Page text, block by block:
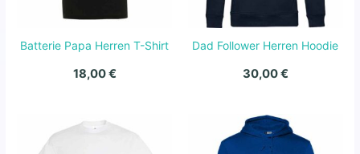
Batterie Papa Herren T-Shirt
18,00€
Dad Follower Herren Hoodie
30,00€